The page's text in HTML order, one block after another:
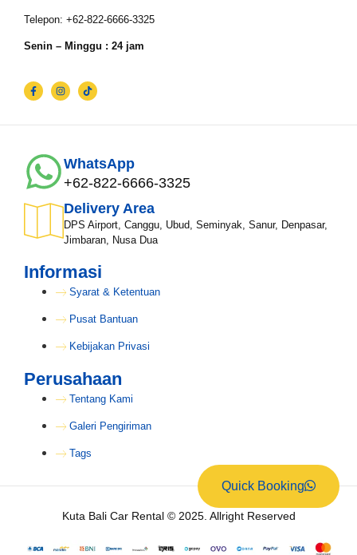
Quick Booking
Lokasi Pengiriman & Pengembalian
Telepon: +62-822-6666-3325
Senin – Minggu : 24 jam
WhatsApp
+62-822-6666-3325
Delivery Area
DPS Airport, Canggu, Ubud, Seminyak, Sanur, Denpasar,
Jimbaran, Nusa Dua
Informasi
Syarat & Ketentuan
Pusat Bantuan
Kebijakan Privasi
Perusahaan
Tentang Kami
Galeri Pengiriman
Tags
Kuta Bali Car Rental © 2025. Allright Reserved